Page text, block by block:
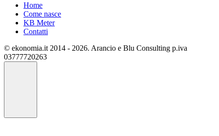
Home
Come nasce
KB Meter
Contatti
© ekonomia.it 2014 - 2026. Arancio e Blu Consulting p.iva
03777720263